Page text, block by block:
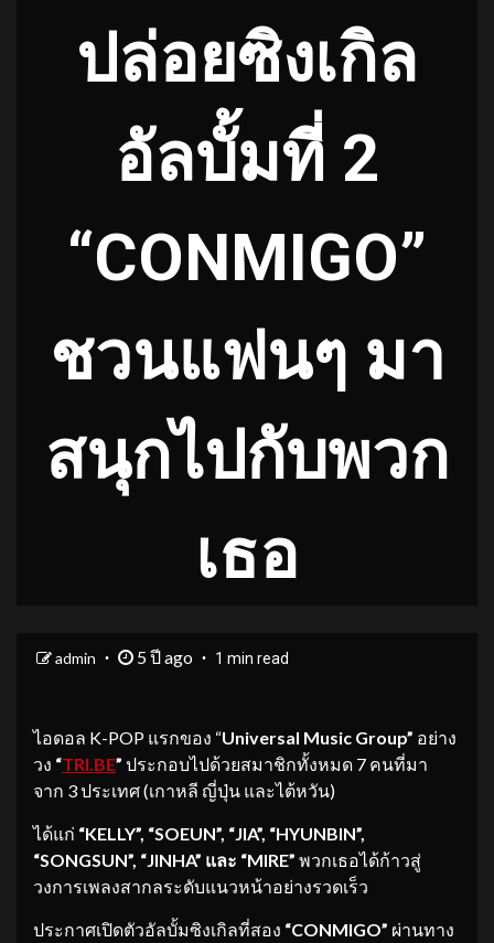
ปล่อยซิงเกิล
อัลบั้มที่ 2
“CONMIGO”
ชวนแฟนๆ มา
สนุกไปกับพวก
เธอ
admin 5 ปี ago 1 min read
ไอดอล K-POP แรกของ “Universal Music Group” อย่าง
วง “TRI.BE” ประกอบไปด้วยสมาชิกทั้งหมด 7 คนที่มา
จาก 3 ประเทศ (เกาหลี ญี่ปุ่น และไต้หวัน)
ได้แก่ “KELLY”, “SOEUN”, “JIA”, “HYUNBIN”,
“SONGSUN”, “JINHA” และ “MIRE” พวกเธอได้ก้าวสู่
วงการเพลงสากลระดับแนวหน้าอย่างรวดเร็ว
ประกาศเปิดตัวอัลบั้มซิงเกิลที่สอง “CONMIGO” ผ่านทาง